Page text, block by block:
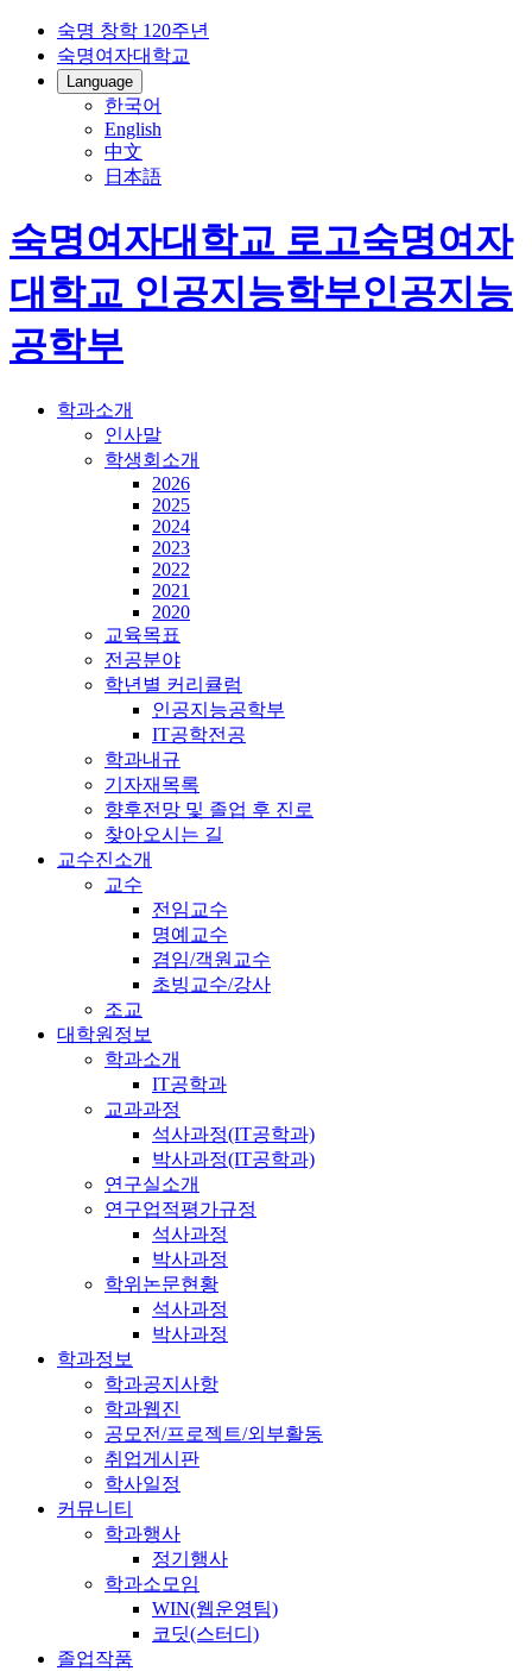
숙명 창학 120주년
숙명여자대학교
Language
한국어
English
中文
日本語
숙명여자대학교 로고숙명여자
대학교 인공지능학부인공지능
공학부
학과소개
인사말
학생회소개
2026
2025
2024
2023
2022
2021
2020
교육목표
전공분야
학년별 커리큘럼
인공지능공학부
IT공학전공
학과내규
기자재목록
향후전망 및 졸업 후 진로
찾아오시는 길
교수진소개
교수
전임교수
명예교수
겸임/객원교수
초빙교수/강사
조교
대학원정보
학과소개
IT공학과
교과과정
석사과정(IT공학과)
박사과정(IT공학과)
연구실소개
연구업적평가규정
석사과정
박사과정
학위논문현황
석사과정
박사과정
학과정보
학과공지사항
학과웹진
공모전/프로젝트/외부활동
취업게시판
학사일정
커뮤니티
학과행사
정기행사
학과소모임
WIN(웹운영팀)
코딧(스터디)
졸업작품